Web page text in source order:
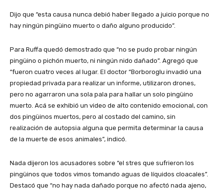
Dijo que “esta causa nunca debió haber llegado a juicio porque no
hay ningún pingüino muerto o daño alguno producido”.
Para Ruffa quedó demostrado que “no se pudo probar ningún
pingüino o pichón muerto, ni ningún nido dañado”. Agregó que
“fueron cuatro veces al lugar. El doctor “Borboroglu invadió una
propiedad privada para realizar un informe, utilizaron drones,
pero no agarraron una sola pala para hallar un solo pingüino
muerto. Acá se exhibió un video de alto contenido emocional, con
dos pingüinos muertos, pero al costado del camino, sin
realización de autopsia alguna que permita determinar la causa
de la muerte de esos animales”, indicó.
Nada dijeron los acusadores sobre “el stres que sufrieron los
pingüinos que todos vimos tomando aguas de líquidos cloacales”.
Destacó que “no hay nada dañado porque no afectó nada ajeno,